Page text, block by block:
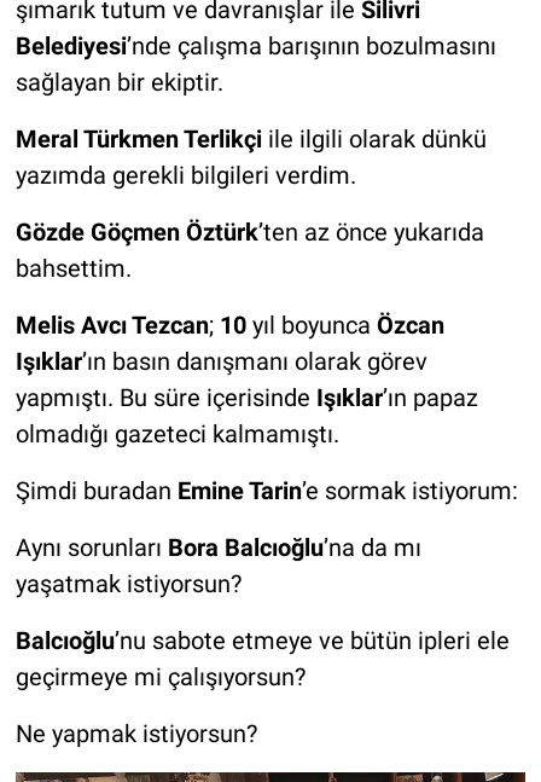
şımarık tutum ve davranışlar ile Silivri
Belediyesi’nde çalışma barışının bozulmasını
sağlayan bir ekiptir.
Meral Türkmen Terlikçiile ilgili olarak dünkü
yazımda gerekli bilgileri verdim.
Gözde Göçmen Öztürk’ten az önce yukarıda
bahsettim.
Melis Avcı Tezcan;10yıl boyunca Özcan
Işıklar’ın basın danışmanı olarak görev
yapmıştı. Bu süre içerisinde Işıklar’ın papaz
olmadığı gazeteci kalmamıştı.
Şimdi buradan Emine Tarin’e sormak istiyorum:
Aynı sorunları Bora Balcıoğlu’na da mı
yaşatmak istiyorsun?
Balcıoğlu’nu sabote etmeye ve bütün ipleri ele
geçirmeye mi çalışıyorsun?
Ne yapmak istiyorsun?